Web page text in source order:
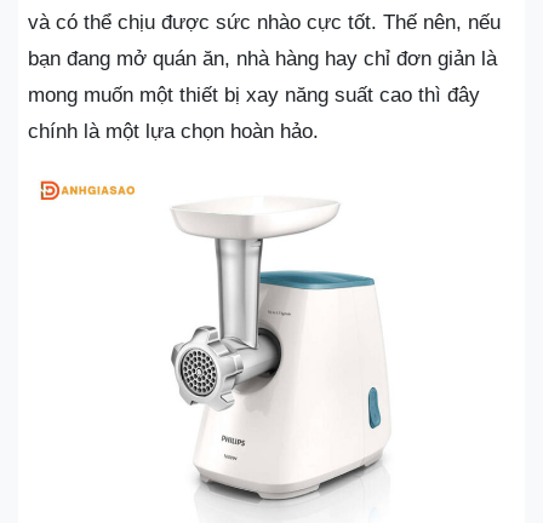
và có thể chịu được sức nhào cực tốt. Thế nên, nếu
bạn đang mở quán ăn, nhà hàng hay chỉ đơn giản là
mong muốn một thiết bị xay năng suất cao thì đây
chính là một lựa chọn hoàn hảo.